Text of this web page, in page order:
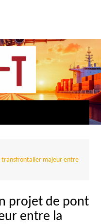
transfrontalier majeur entre
projet de pont
entre la